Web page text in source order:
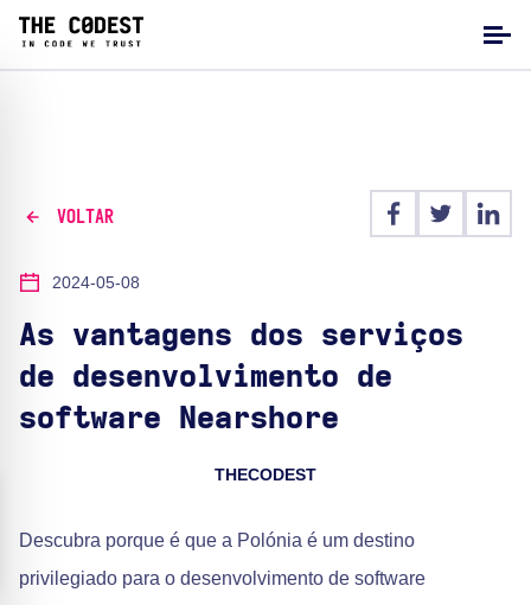
VOLTAR
2024-05-08
As vantagens dos serviços
de desenvolvimento de
software Nearshore
THECODEST
Descubra porque é que a Polónia é um destino
privilegiado para o desenvolvimento de software